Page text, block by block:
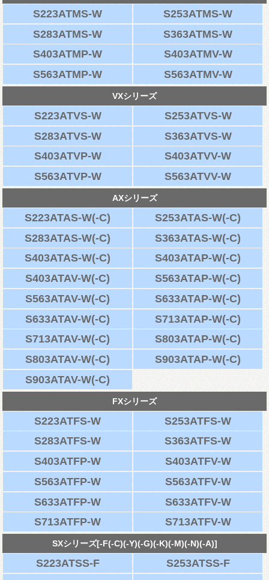
S223ATMS-W
S253ATMS-W
S283ATMS-W
S363ATMS-W
S403ATMP-W
S403ATMV-W
S563ATMP-W
S563ATMV-W
VXシリーズ
S223ATVS-W
S253ATVS-W
S283ATVS-W
S363ATVS-W
S403ATVP-W
S403ATVV-W
S563ATVP-W
S563ATVV-W
AXシリーズ
S223ATAS-W(-C)
S253ATAS-W(-C)
S283ATAS-W(-C)
S363ATAS-W(-C)
S403ATAS-W(-C)
S403ATAP-W(-C)
S403ATAV-W(-C)
S563ATAP-W(-C)
S563ATAV-W(-C)
S633ATAP-W(-C)
S633ATAV-W(-C)
S713ATAP-W(-C)
S713ATAV-W(-C)
S803ATAP-W(-C)
S803ATAV-W(-C)
S903ATAP-W(-C)
S903ATAV-W(-C)
FXシリーズ
S223ATFS-W
S253ATFS-W
S283ATFS-W
S363ATFS-W
S403ATFP-W
S403ATFV-W
S563ATFP-W
S563ATFV-W
S633ATFP-W
S633ATFV-W
S713ATFP-W
S713ATFV-W
SXシリーズ[-F(-C)(-Y)(-G)(-K)(-M)(-N)(-A)]
S223ATSS-F
S253ATSS-F